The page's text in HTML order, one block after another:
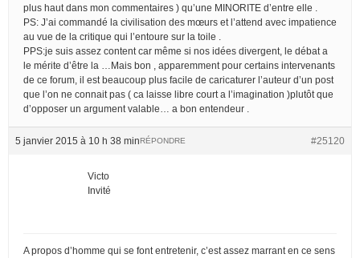
plus haut dans mon commentaires ) qu’une MINORITE d’entre elle .
PS: J’ai commandé la civilisation des mœurs et l’attend avec impatience
au vue de la critique qui l’entoure sur la toile .
PPS:je suis assez content car même si nos idées divergent, le débat a
le mérite d’être la …Mais bon , apparemment pour certains intervenants
de ce forum, il est beaucoup plus facile de caricaturer l’auteur d’un post
que l’on ne connait pas ( ca laisse libre court a l’imagination )plutôt que
d’opposer un argument valable… a bon entendeur .
5 janvier 2015 à 10 h 38 min #25120
RÉPONDRE
Victo
Invité
A propos d’homme qui se font entretenir, c’est assez marrant en ce sens